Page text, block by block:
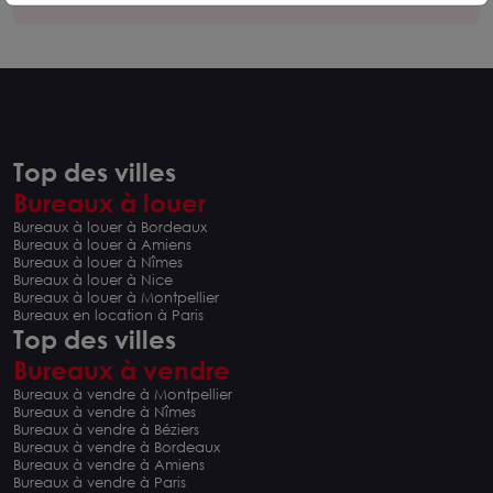
Top des villes
Bureaux à louer
Bureaux à louer à Bordeaux
Bureaux à louer à Amiens
Bureaux à louer à Nîmes
Bureaux à louer à Nice
Bureaux à louer à Montpellier
Bureaux en location à Paris
Top des villes
Bureaux à vendre
Bureaux à vendre à Montpellier
Bureaux à vendre à Nîmes
Bureaux à vendre à Béziers
Bureaux à vendre à Bordeaux
Bureaux à vendre à Amiens
Bureaux à vendre à Paris